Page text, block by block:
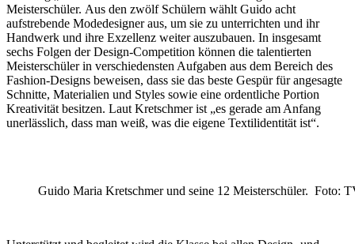
Meisterschüler. Aus den zwölf Schülern wählt Guido acht
aufstrebende Modedesigner aus, um sie zu unterrichten und ihr
Handwerk und ihre Exzellenz weiter auszubauen. In insgesamt
sechs Folgen der Design-Competition können die talentierten
Meisterschüler in verschiedensten Aufgaben aus dem Bereich des
Fashion-Designs beweisen, dass sie das beste Gespür für angesagte
Schnitte, Materialien und Styles sowie eine ordentliche Portion
Kreativität besitzen. Laut Kretschmer ist „es gerade am Anfang
unerlässlich, dass man weiß, was die eigene Textilidentität ist“.
Guido Maria Kretschmer und seine 12 Meisterschüler. Foto: